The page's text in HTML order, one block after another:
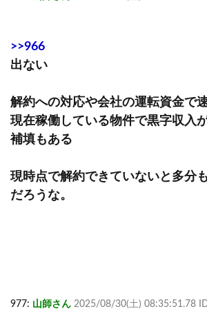
>>966
出ない
解約への対応や会社の運転資金で
現在稼働している物件で黒字収入
補填もある
現時点で解約できていないと多分
だろうな。
977: 山師さん 2025/08/30(土) 08:35:51.78